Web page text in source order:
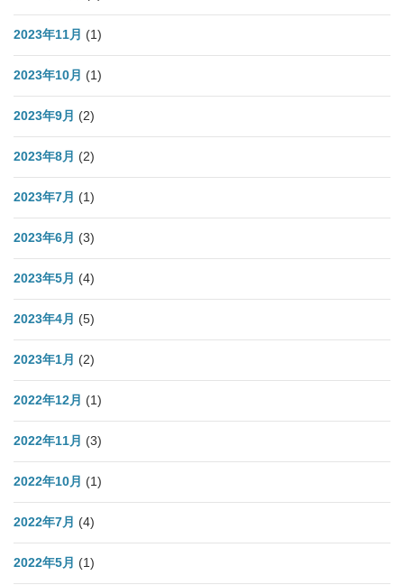
2023年11月 (1)
2023年10月 (1)
2023年9月 (2)
2023年8月 (2)
2023年7月 (1)
2023年6月 (3)
2023年5月 (4)
2023年4月 (5)
2023年1月 (2)
2022年12月 (1)
2022年11月 (3)
2022年10月 (1)
2022年7月 (4)
2022年5月 (1)